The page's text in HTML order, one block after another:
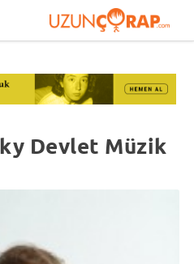
Devlet Müzik